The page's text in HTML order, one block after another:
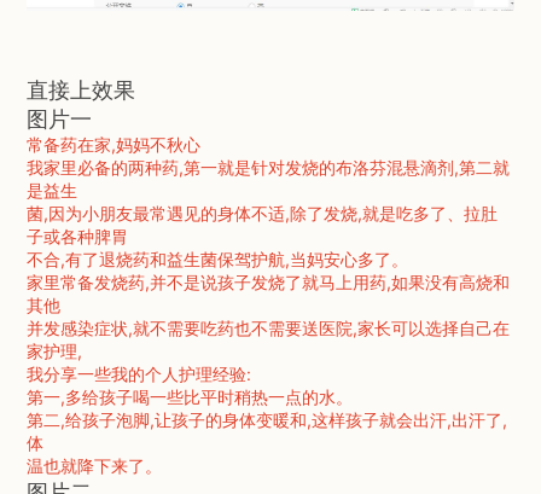
直接上效果
图片一
常备药在家,妈妈不秋心
我家里必备的两种药,第一就是针对发烧的布洛芬混悬滴剂,第二就
是益生
菌,因为小朋友最常遇见的身体不适,除了发烧,就是吃多了、拉肚
子或各种脾胃
不合,有了退烧药和益生菌保驾护航,当妈安心多了。
家里常备发烧药,并不是说孩子发烧了就马上用药,如果没有高烧和
其他
并发感染症状,就不需要吃药也不需要送医院,家长可以选择自己在
家护理,
我分享一些我的个人护理经验:
第一,多给孩子喝一些比平时稍热一点的水。
第二,给孩子泡脚,让孩子的身体变暖和,这样孩子就会出汗,出汗了,
体
温也就降下来了。